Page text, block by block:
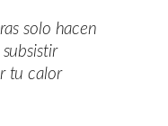
solo hacen
tu calor